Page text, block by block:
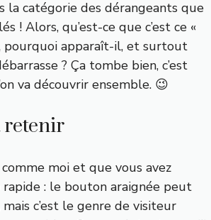
catégorie des dérangeants que
! Alors, qu’est-ce que c’est ce «
pourquoi apparaît-il, et surtout
? Ça tombe bien, c’est
va découvrir ensemble. 😉
retenir
moi et que vous avez
rapide : le bouton araignée peut
c’est le genre de visiteur